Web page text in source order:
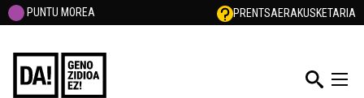
PUNTU MOREA PRENTSAERAKUSKETARIA